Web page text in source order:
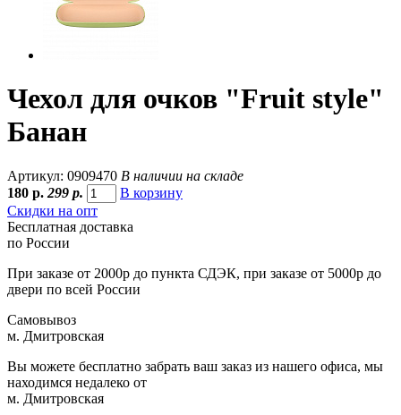
Чехол для очков "Fruit style"
Банан
Артикул: 0909470 В наличии на складе
180 р. 299 р.
В корзину
Скидки на опт
Бесплатная доставка
по России
При заказе от 2000р до пункта СДЭК, при заказе от 5000р до
двери по всей России
Самовывоз
м. Дмитровская
Вы можете бесплатно забрать ваш заказ из нашего офиса, мы
находимся недалеко от
м. Дмитровская